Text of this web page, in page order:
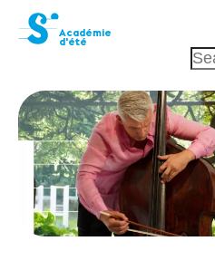
Académie
d'été
Home
Professeurs
Camp
Concerts
Actualités